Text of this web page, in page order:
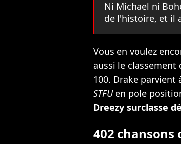
Ni Michael ni
de l'histoire, et il
Vous en voulez
aussi le classement
100. Drake parvient
STFUen pole
Dreezy surclasse
402 chansons